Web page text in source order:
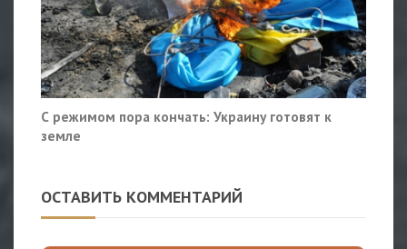
С режимом пора кончать: Украину готовят к
земле
ОСТАВИТЬ КОММЕНТАРИЙ